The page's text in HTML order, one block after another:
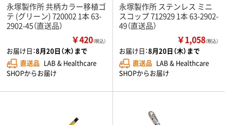
永塚製作所 共柄カラー移植ゴ
テ (グリーン) 720002 1本 63-
2902-45（直送品）
￥420（税込）
お届け日：8月20日（木）まで
直送品 LAB & Healthcare
SHOPからお届け
永塚製作所 ステンレス ミニ
スコップ 712929 1本 63-2902-
49（直送品）
￥1,058（税込）
お届け日：8月20日（木）まで
直送品 LAB & Healthcare
SHOPからお届け